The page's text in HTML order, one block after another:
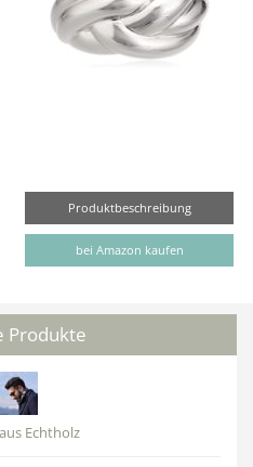
Produktbeschreibung
bei Amazon kaufen
Produkte
Echtholz